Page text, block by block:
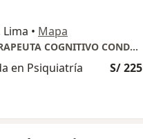
Lima • Mapa
PSIQUIATRA - PSICOTERAPEUTA COGNITIVO CONDUCTUAL
en Psiquiatría S/ 225